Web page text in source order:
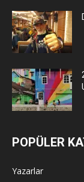
POPÜLER
Yazarlar